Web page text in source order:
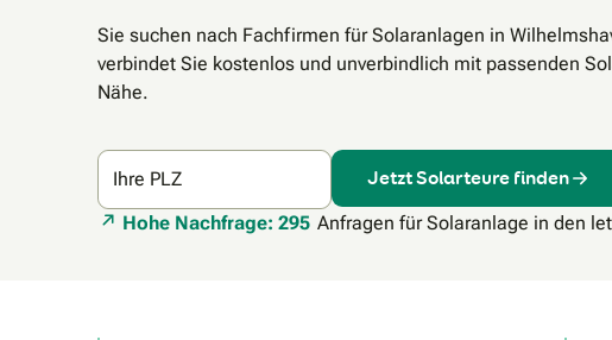
Sie suchen nach Fachfirmen für Solaranlagen in
verbindet Sie kostenlos und unverbindlich mit passenden
Nähe.
Ihre PLZ Jetzt Solarteure finden
Hohe Nachfrage: 295 Anfragen für Solaranlage in den